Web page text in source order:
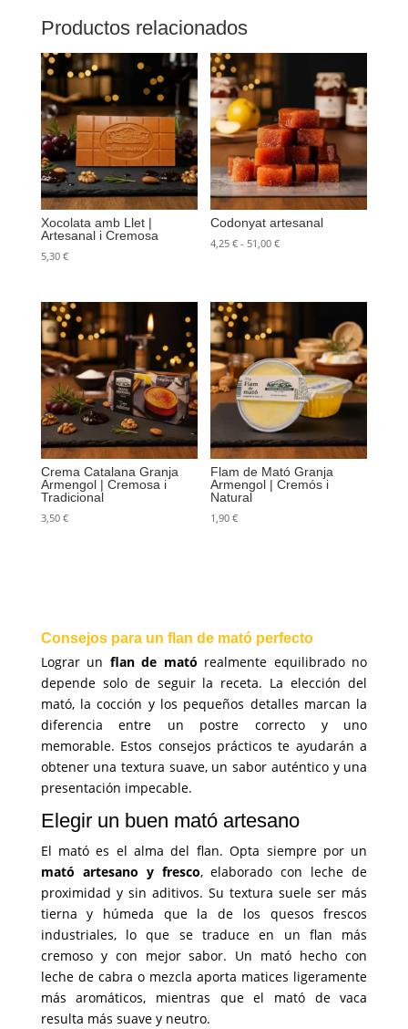
Productos relacionados
Xocolata amb Llet |
Artesanal i Cremosa
5,30 €
Codonyat artesanal
4,25€ - 51,00€Rango
4,25 €
hasta
51,00 €
Crema Catalana Granja
Armengol | Cremosa i
Tradicional
3,50 €
Flam de Mató Granja
Armengol | Cremós i
Natural
1,90€
Consejos para un flan de mató perfecto
Lograr un flan de mató realmente equilibrado no
depende solo de seguir la receta. La elección del
mató, la cocción y los pequeños detalles marcan la
diferencia entre un postre correcto y uno
memorable. Estos consejos prácticos te ayudarán a
obtener una textura suave, un sabor auténtico y una
presentación impecable.
Elegir un buen mató artesano
El mató es el alma del flan. Opta siempre por un
mató artesano y fresco, elaborado con leche de
proximidad y sin aditivos. Su textura suele ser más
tierna y húmeda que la de los quesos frescos
industriales, lo que se traduce en un flan más
cremoso y con mejor sabor. Un mató hecho con
leche de cabra o mezcla aporta matices ligeramente
más aromáticos, mientras que el mató de vaca
resulta más suave y neutro.